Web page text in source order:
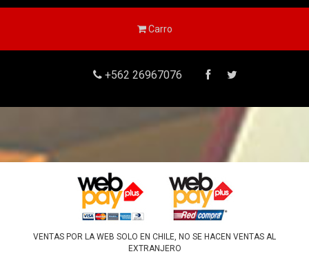
Carro
+562 26967076
VENTAS POR LA WEB SOLO EN CHILE, NO SE HACEN VENTAS AL
EXTRANJERO